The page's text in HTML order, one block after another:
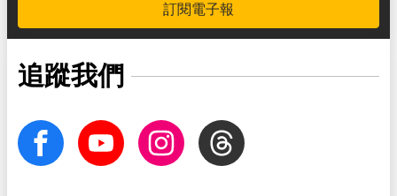
訂閱電子報
追蹤我們
facebook Youtube InstagramThreads